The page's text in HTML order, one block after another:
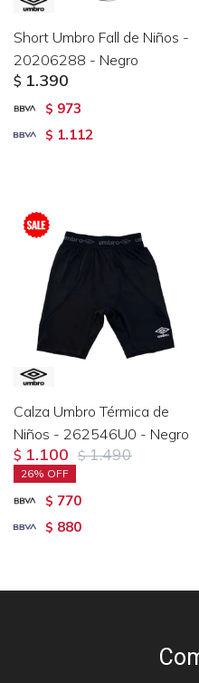
Short Umbro Fall de Niños -
20206288 - Negro
$ 1.390
$ 973
$ 1.112
Calza Umbro Térmica de
Niños - 262546U0 - Negro
$ 1.100 $ 1.490
26
$ 770
$ 880